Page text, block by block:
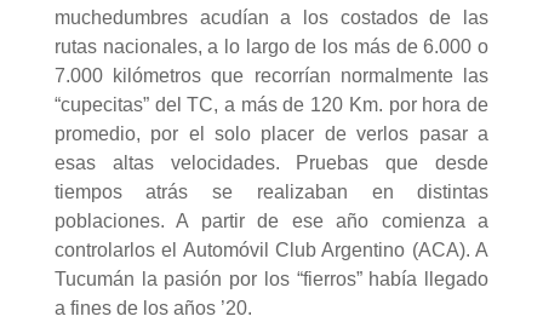
muchedumbres acudían a los costados de las
rutas nacionales, a lo largo de los más de 6.000 o
7.000 kilómetros que recorrían normalmente las
“cupecitas” del TC, a más de 120 Km. por hora de
promedio, por el solo placer de verlos pasar a
esas altas velocidades. Pruebas que desde
tiempos atrás se realizaban en distintas
poblaciones. A partir de ese año comienza a
controlarlos el Automóvil Club Argentino (ACA). A
Tucumán la pasión por los “fierros” había llegado
a fines de los años ’20.